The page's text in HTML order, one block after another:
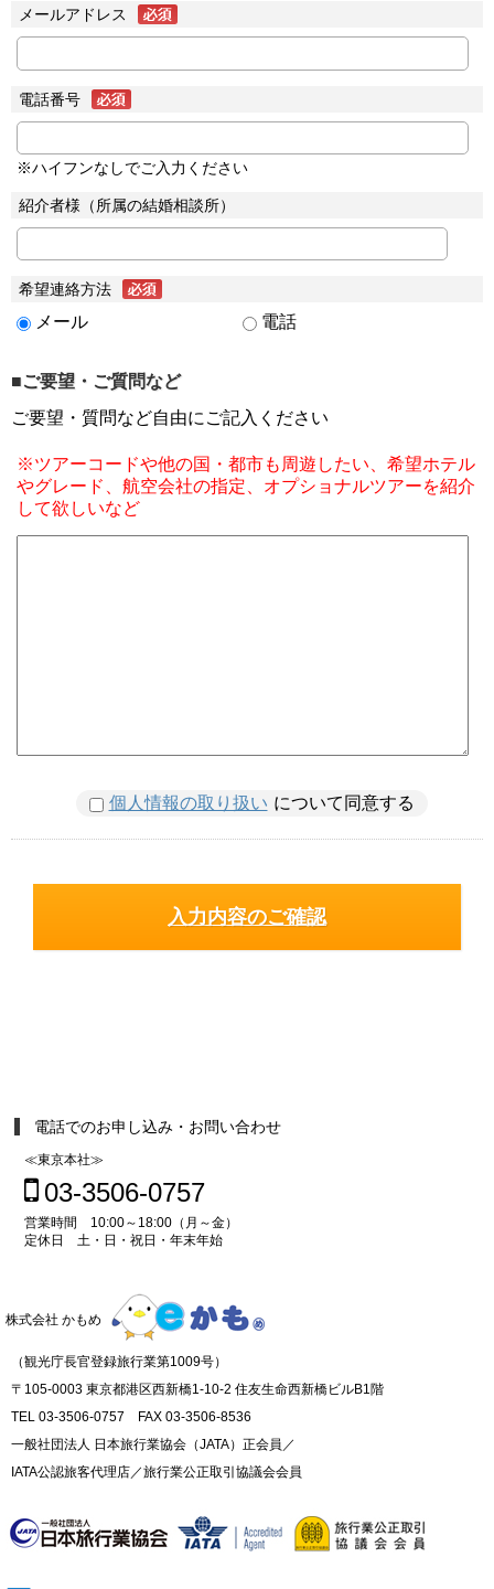
メールアドレス
電話番号
※ハイフンなしでご入力ください
紹介者様（所属の結婚相談所）
希望連絡方法
メール 電話
■ご要望・ご質問など
ご要望・質問など自由にご記入ください
※ツアーコードや他の国・都市も周遊したい、希望ホテル
やグレード、航空会社の指定、オプショナルツアーを紹介
して欲しいなど
個人情報の取り扱い について同意する
電話でのお申し込み・お問い合わせ
≪東京本社≫
03-3506-0757
営業時間 10:00～18:00（月～金）
定休日 土・日・祝日・年末年始
株式会社 かもめ
（観光庁長官登録旅行業第1009号）
〒105-0003 東京都港区西新橋1-10-2 住友生命西新橋ビルB1階
TEL 03-3506-0757 FAX 03-3506-8536
一般社団法人 日本旅行業協会（JATA）正会員／
IATA公認旅客代理店／旅行業公正取引協議会会員